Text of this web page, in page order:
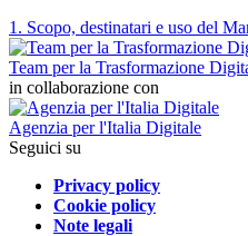
1. Scopo, destinatari e uso del
Team per la Trasformazione
in collaborazione con
Agenzia per l'Italia Digitale
Seguici su
Privacy policy
Cookie policy
Note legali